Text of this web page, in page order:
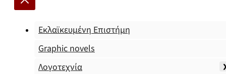
Εκλαϊκευμένη Επιστήμη
Graphic novels
Λογοτεχνία